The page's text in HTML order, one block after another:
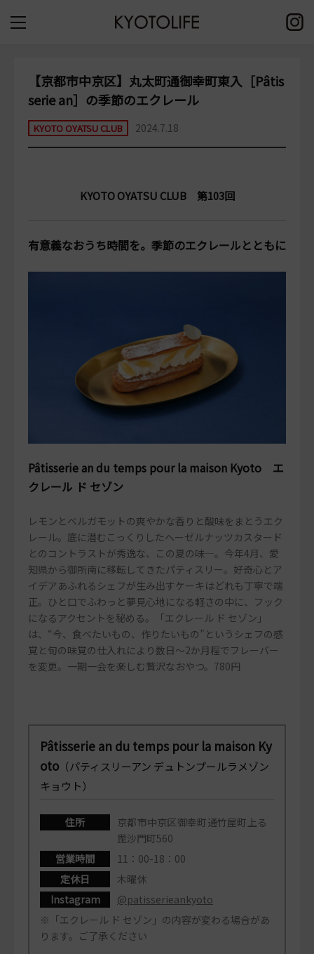
【京都市中京区】丸太町通御幸町東入［Pâtis
serie an］の季節のエクレール
KYOTO OYATSU CLUB 2024.7.18
KYOTO OYATSU CLUB 第103回
有意義なおうち時間を。季節のエクレールとともに
Pâtisserie an du temps pour la maison Kyoto エ
クレール ド セゾン
レモンとベルガモットの爽やかな香りと酸味をまとうエク
レール。底に潜むこっくりしたヘーゼルナッツカスタード
とのコントラストが秀逸な、この夏の味―。今年4月、愛
知県から御所南に移転してきたパティスリー。好奇心とア
イデアあふれるシェフが生み出すケーキはどれも丁寧で端
正。ひと口でふわっと夢見心地になる軽さの中に、フック
になるアクセントを秘める。「エクレール ド セゾン」
は、“今、食べたいもの、作りたいもの”というシェフの感
覚と旬の味覚の仕入れにより数日～2か月程でフレーバー
を変更。一期一会を楽しむ贅沢なおやつ。780円
Pâtisserie an du temps pour la maison Ky
oto （パティスリーアン デュトンプールラメゾン
キョウト）
住所
京都市中京区御幸町通竹屋町上る
毘沙門町560
営業時間
11：00-18：00
定休日
木曜休
Instagram
@patisserieankyoto
※「エクレール ド セゾン」の内容が変わる場合があ
ります。ご了承ください